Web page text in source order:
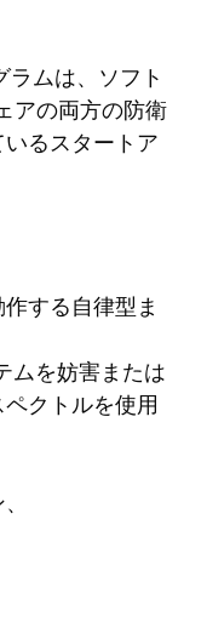
ムは、ソフト
アの両方の防衛
るスタートア
する自律型ま
ムを妨害または
クトルを使用